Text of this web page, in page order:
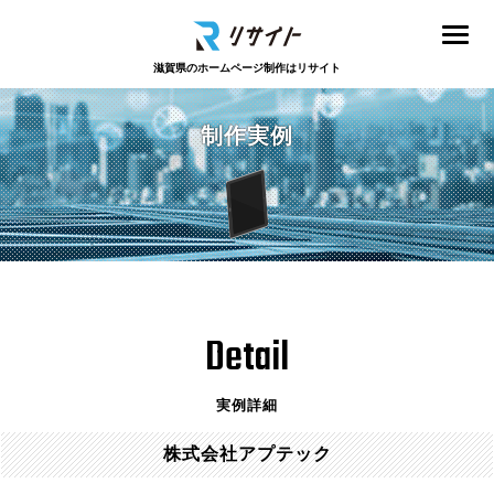
滋賀県のホームページ制作はリサイト
制作実例
Detail
実例詳細
株式会社アプテック